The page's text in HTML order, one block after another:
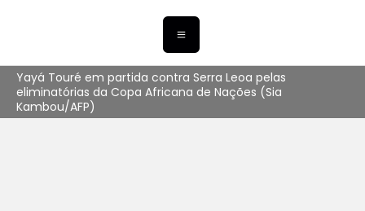
Yayá Touré em partida contra Serra Leoa pelas
eliminatórias da Copa Africana de Nações (Sia
Kambou/AFP)